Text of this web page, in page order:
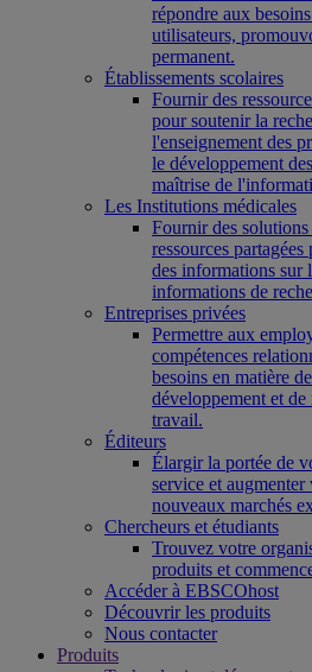
répondre aux
utilisateurs,
permanent.
Établissements scolaires
Fournir des
pour soutenir la
l'enseignement des
le développement
maîtrise de
Les Institutions médicales
Fournir des
ressources
des informations sur
informations de
Entreprises privées
Permettre aux
compétences
besoins en matière
développement et
travail.
Éditeurs
Élargir la portée de
service et
nouveaux marchés
Chercheurs et étudiants
Trouvez votre
produits et
Accéder à EBSCOhost
Découvrir les produits
Nous contacter
Produits